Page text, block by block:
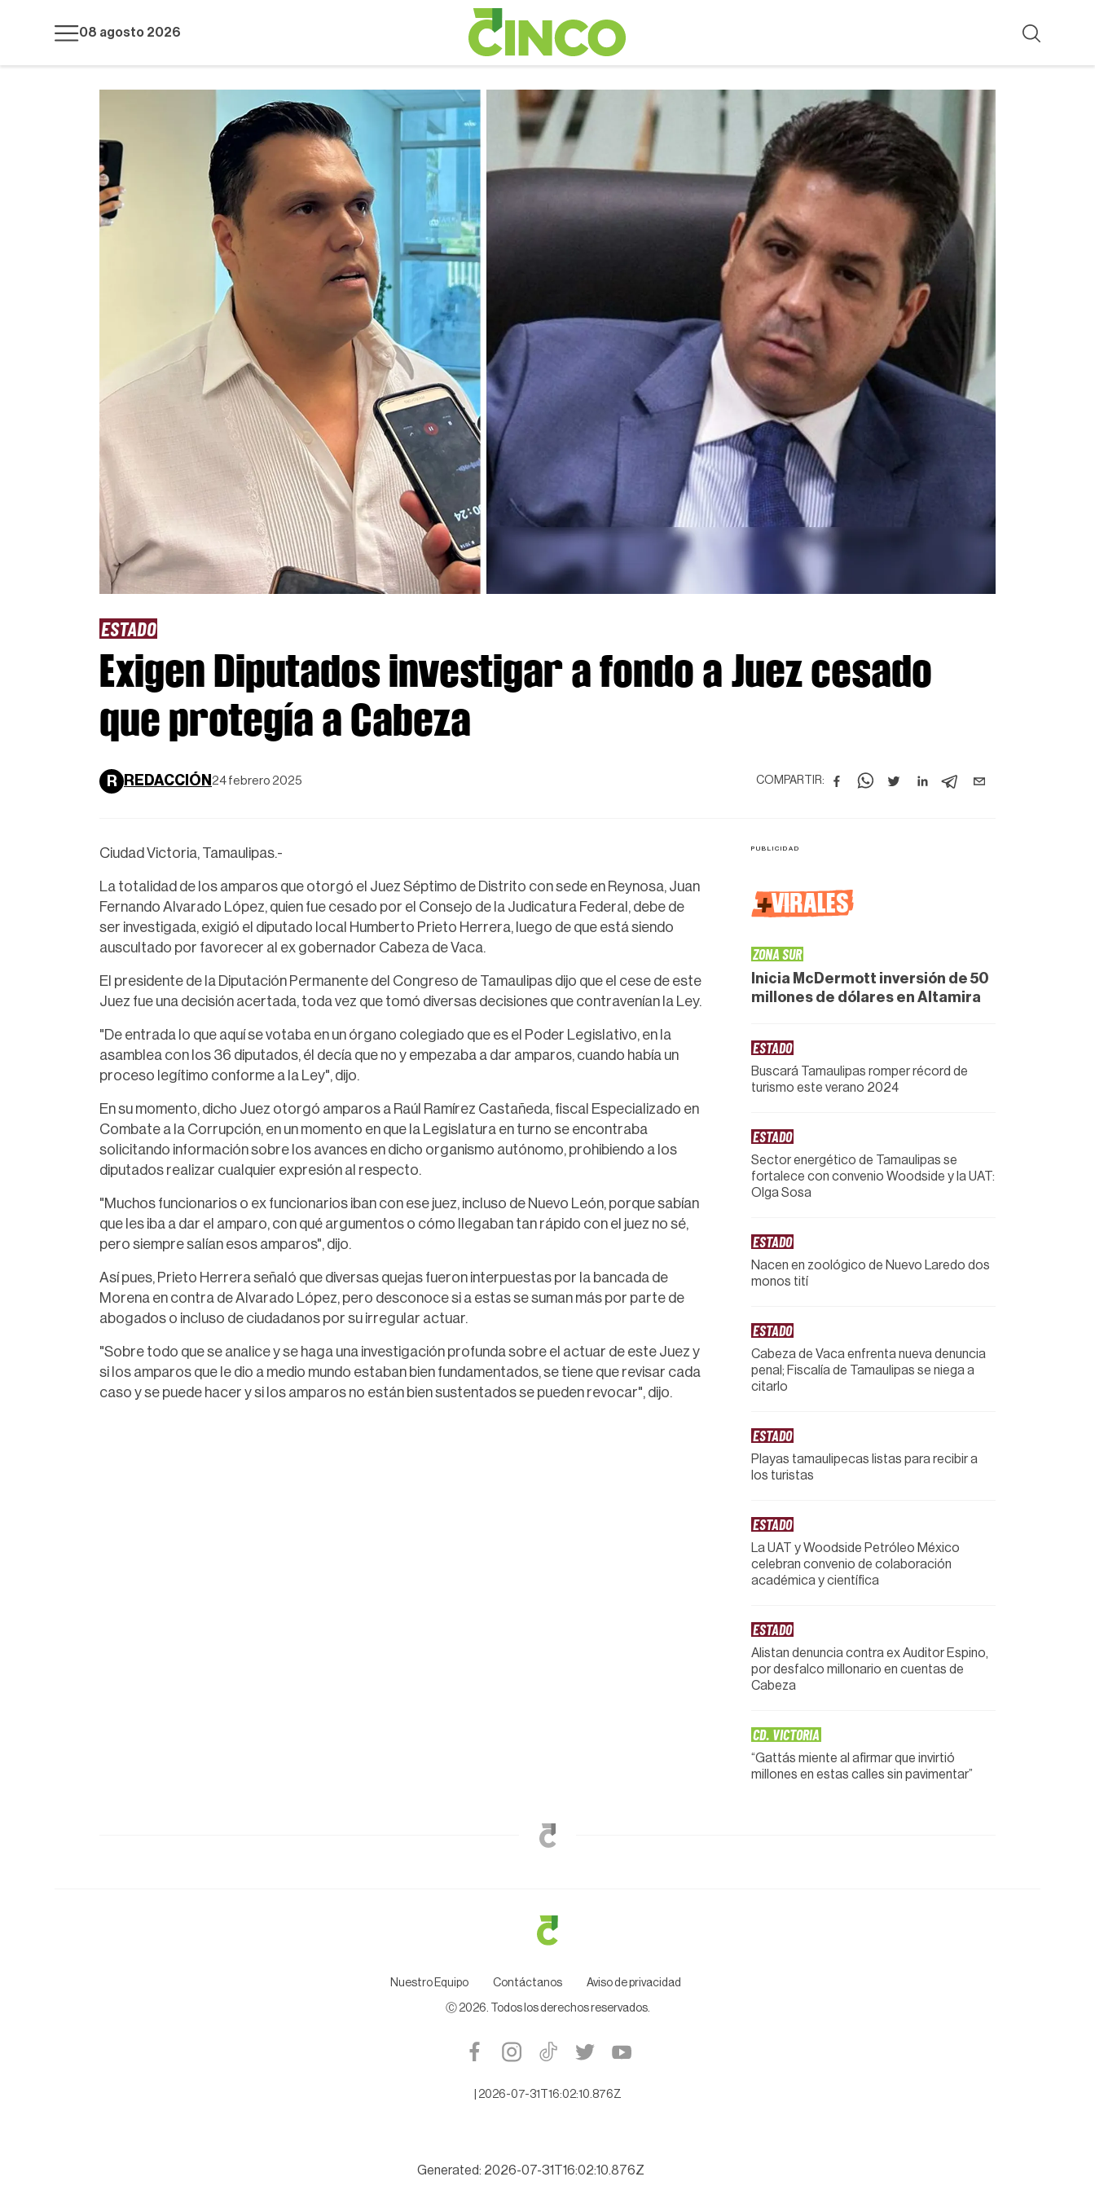
08 agosto 2026
ESTADO
Exigen Diputados investigar a fondo a Juez cesado
que protegía a Cabeza
R REDACCIÓN 24 febrero 2025 COMPARTIR:
Ciudad Victoria, Tamaulipas.-
La totalidad de los amparos que otorgó el Juez Séptimo de Distrito con sede en Reynosa, Juan
Fernando Alvarado López, quien fue cesado por el Consejo de la Judicatura Federal, debe de
ser investigada, exigió el diputado local Humberto Prieto Herrera, luego de que está siendo
auscultado por favorecer al ex gobernador Cabeza de Vaca.
El presidente de la Diputación Permanente del Congreso de Tamaulipas dijo que el cese de este
Juez fue una decisión acertada, toda vez que tomó diversas decisiones que contravenían la Ley.
"De entrada lo que aquí se votaba en un órgano colegiado que es el Poder Legislativo, en la
asamblea con los 36 diputados, él decía que no y empezaba a dar amparos, cuando había un
proceso legítimo conforme a la Ley", dijo.
En su momento, dicho Juez otorgó amparos a Raúl Ramírez Castañeda, fiscal Especializado en
Combate a la Corrupción, en un momento en que la Legislatura en turno se encontraba
solicitando información sobre los avances en dicho organismo autónomo, prohibiendo a los
diputados realizar cualquier expresión al respecto.
"Muchos funcionarios o ex funcionarios iban con ese juez, incluso de Nuevo León, porque sabían
que les iba a dar el amparo, con qué argumentos o cómo llegaban tan rápido con el juez no sé,
pero siempre salían esos amparos", dijo.
Así pues, Prieto Herrera señaló que diversas quejas fueron interpuestas por la bancada de
Morena en contra de Alvarado López, pero desconoce si a estas se suman más por parte de
abogados o incluso de ciudadanos por su irregular actuar.
"Sobre todo que se analice y se haga una investigación profunda sobre el actuar de este Juez y
si los amparos que le dio a medio mundo estaban bien fundamentados, se tiene que revisar cada
caso y se puede hacer y si los amparos no están bien sustentados se pueden revocar", dijo.
+VIRALES
ZONA SUR
Inicia McDermott inversión de 50
millones de dólares en Altamira
ESTADO
Buscará Tamaulipas romper récord de
turismo este verano 2024
ESTADO
Sector energético de Tamaulipas se
fortalece con convenio Woodside y la UAT:
Olga Sosa
ESTADO
Nacen en zoológico de Nuevo Laredo dos
monos tití
ESTADO
Cabeza de Vaca enfrenta nueva denuncia
penal; Fiscalía de Tamaulipas se niega a
citarlo
ESTADO
Playas tamaulipecas listas para recibir a
los turistas
ESTADO
La UAT y Woodside Petróleo México
celebran convenio de colaboración
académica y científica
ESTADO
Alistan denuncia contra ex Auditor Espino,
por desfalco millonario en cuentas de
Cabeza
CD. VICTORIA
“Gattás miente al afirmar que invirtió
millones en estas calles sin pavimentar”
Nuestro Equipo Contáctanos Aviso de privacidad
Ⓒ 2026 . Todos los derechos reservados.
2026-07-31T16:02:10.876Z
Generated: 2026-07-31T16:02:10.876Z